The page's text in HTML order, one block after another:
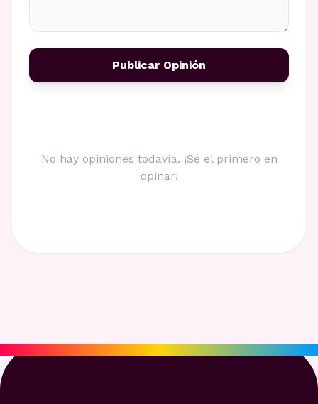
Publicar Opinión
No hay opiniones todavía. ¡Sé el primero en
opinar!